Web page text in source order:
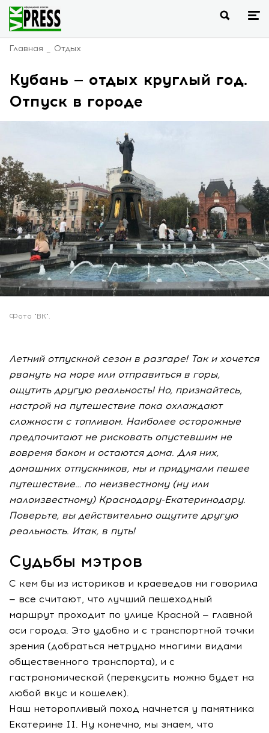
Главная Отдых
Кубань — отдых круглый год.
Отпуск в городе
Фото "ВК".
Летний отпускной сезон в разгаре! Так и хочется
рвануть на море или отправиться в горы,
ощутить другую реальность! Но, признайтесь,
настрой на путешествие пока охлаждают
сложности с топливом. Наиболее осторожные
предпочитают не рисковать опустевшим не
вовремя баком и остаются дома. Для них,
домашних отпускников, мы и придумали пешее
путешествие… по неизвестному (ну или
малоизвестному) Краснодару-Екатеринодару.
Поверьте, вы действительно ощутите другую
реальность. Итак, в путь!
Судьбы мэтров
С кем бы из историков и краеведов ни говорила
— все считают, что лучший пешеходный
маршрут проходит по улице Красной — главной
оси города. Это удобно и с транспортной точки
зрения (добраться нетрудно многими видами
общественного транспорта), и с
гастрономической (перекусить можно будет на
любой вкус и кошелек).
Наш неторопливый поход начнется у памятника
Екатерине II. Ну конечно, мы знаем, что